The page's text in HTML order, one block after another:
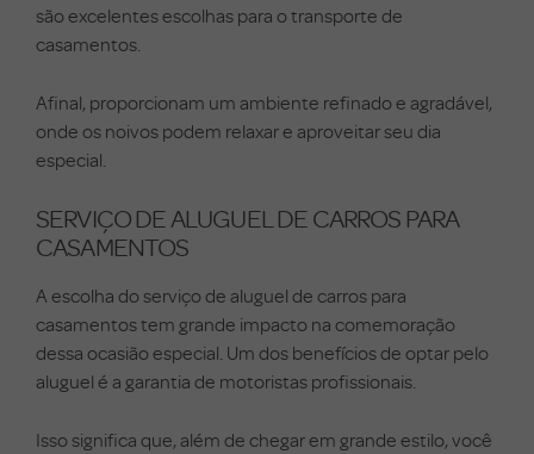
são excelentes escolhas para o transporte de
casamentos.
Afinal, proporcionam um ambiente refinado e agradável,
onde os noivos podem relaxar e aproveitar seu dia
especial.
SERVIÇO DE ALUGUEL DE CARROS PARA
CASAMENTOS
A escolha do serviço de aluguel de carros para
casamentos tem grande impacto na comemoração
dessa ocasião especial. Um dos benefícios de optar pelo
aluguel é a garantia de motoristas profissionais.
Isso significa que, além de chegar em grande estilo, você